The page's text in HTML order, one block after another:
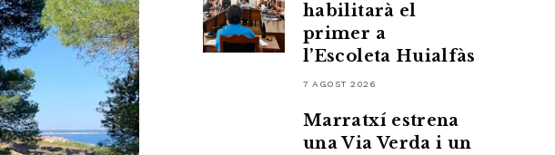
habilitarà el
primer a
l’Escoleta Huialfàs
7 AGOST 2026
Marratxí estrena
una Via Verda i un